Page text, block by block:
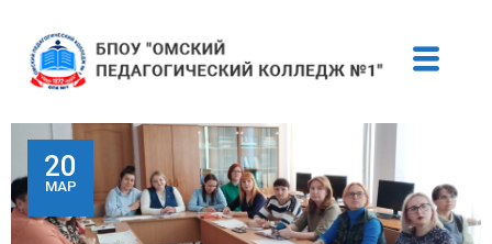
20
МАР